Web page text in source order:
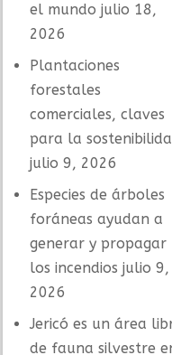
el mundo julio 18,
2026
Plantaciones
forestales
comerciales, claves
para la
julio 9, 2026
Especies de árboles
foráneas ayudan a
generar y propagar
los incendios julio 9,
2026
Jericó es un área
de fauna silvestre